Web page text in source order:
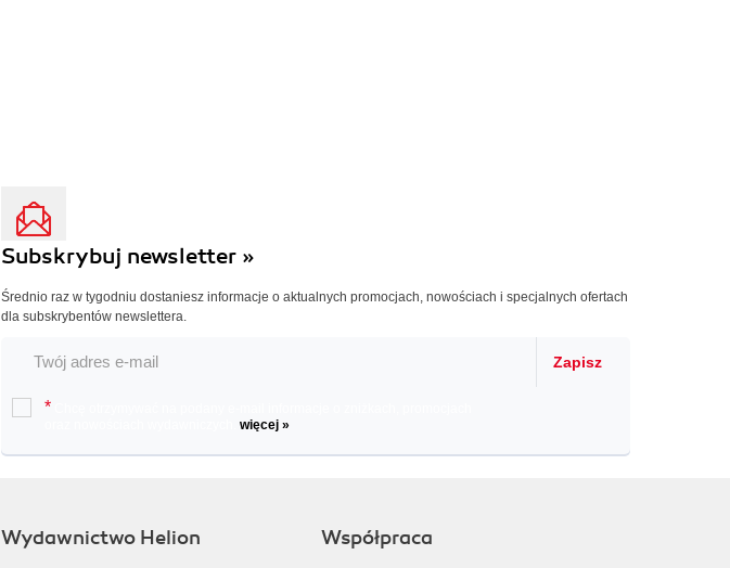
Subskrybuj newsletter »
Średnio raz w tygodniu dostaniesz informacje o aktualnych promocjach, nowościach i specjalnych ofertach
dla subskrybentów newslettera.
Zapisz
*
więcej »
Wydawnictwo Helion Współpraca